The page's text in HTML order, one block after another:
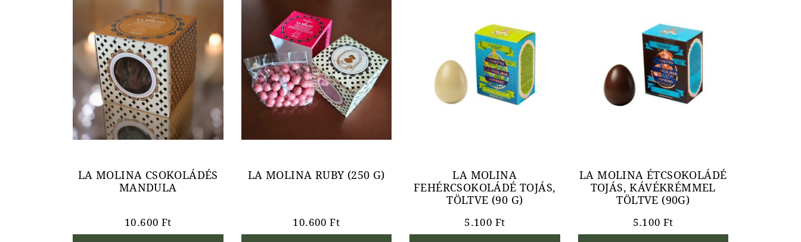
LA MOLINA CSOKOLÁDÉS
MANDULA
10.600 Ft
LA MOLINA RUBY (250 G)
10.600Ft
LA MOLINA
FEHÉRCSOKOLÁDÉ TOJÁS,
TÖLTVE (90 G)
5.100 Ft
LA MOLINA ÉTCSOKOLÁDÉ
TOJÁS, KÁVÉKRÉMMEL
TÖLTVE (90G)
5.100Ft